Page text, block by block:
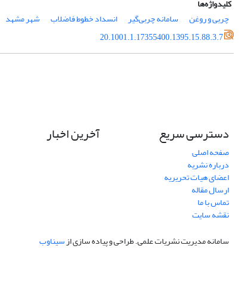
کلیدواژه‌ها
چربی و روغن
سامانه چربی‌گیر انسداد خطوط فاضلاب
شهر مشهد
20.1001.1.17355400.1395.15.88.3.7
دسترسی سریع
صفحه اصلی
درباره نشریه
اعضای هیات تحریریه
ارسال مقاله
تماس با ما
نقشه سایت
آخرین اخبار
سامانه مدیریت نشریات علمی.طراحی و پیاده سازی ازسیناوب